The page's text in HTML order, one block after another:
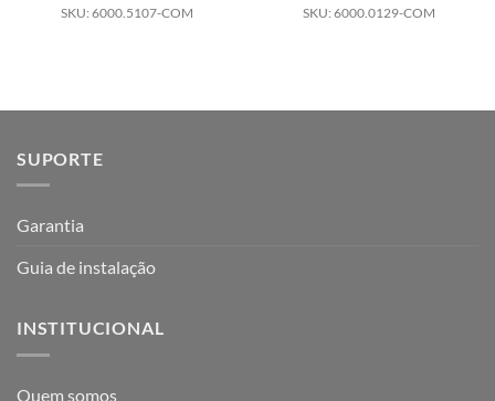
SKU: 6000.5107-COM SKU: 6000.0129-COM
SUPORTE
Garantia
Guia de instalação
INSTITUCIONAL
Quem somos